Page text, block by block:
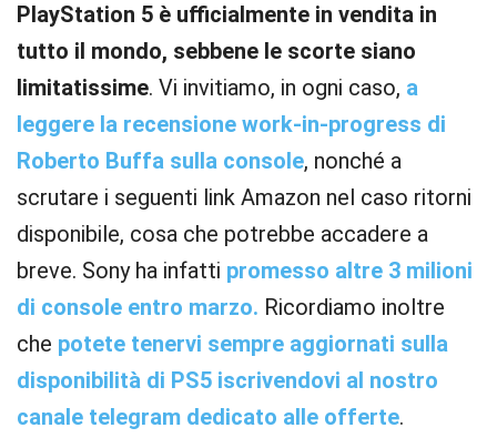
PlayStation 5 è ufficialmente in vendita in
tutto il mondo, sebbene le scorte siano
limitatissime. Vi invitiamo, in ogni caso, a
leggere la recensione work-in-progress di
Roberto Buffa sulla console, nonché a
scrutare i seguenti link Amazon nel caso ritorni
disponibile, cosa che potrebbe accadere a
breve. Sony ha infatti promesso altre 3 milioni
di console entro marzo. Ricordiamo inoltre
che potete tenervi sempre aggiornati sulla
disponibilità di PS5 iscrivendovi al nostro
canale telegram dedicato alle offerte.